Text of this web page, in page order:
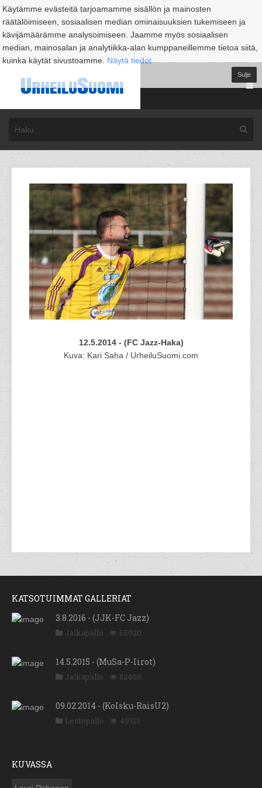
Käytämme evästeitä tarjoamamme sisällön ja mainosten
räätälöimiseen, sosiaalisen median ominaisuuksien tukemiseen ja
kävijämäärämme analysoimiseen. Jaamme myös sosiaalisen
median, mainosalan ja analytiikka-alan kumppaneillemme tietoa siitä,
kuinka käytät sivustoamme. Näytä tiedot
Sulje
12.5.2014 - (FC Jazz-Haka)
Kuva: Kari Saha / UrheiluSuomi.com
KATSOTUIMMAT GALLERIAT
3.8.2016 - (JJK-FC Jazz)
Jalkapallo 65020
14.5.2015 - (MuSa-P-Iirot)
Jalkapallo 52460
09.02.2014 - (KoIsku-RaisU2)
Lentopallo 49313
KUVASSA